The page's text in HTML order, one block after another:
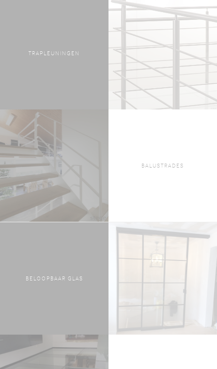
TRAPLEUNINGEN
BALUSTRADES
BELOOPBAAR GLAS